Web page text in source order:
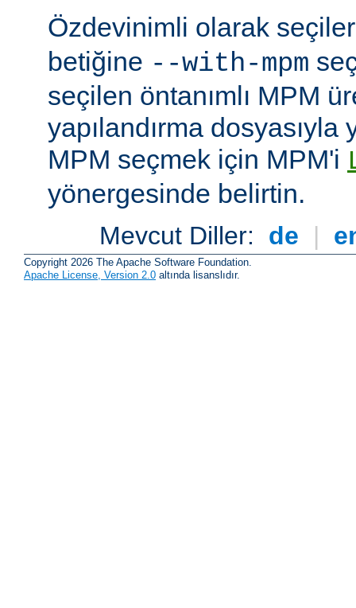
Özdevinimli olarak
betiğine --with-mpm
seçilen öntanımlı MPM
yapılandırma dosyasıyla
MPM seçmek için MPM'i
yönergesinde belirtin.
Mevcut Diller: de |
Copyright 2026 The Apache Software Foundation.
Apache License, Version 2.0 altında lisanslıdır.